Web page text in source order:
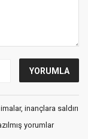
inançlara saldırı
yorumlar